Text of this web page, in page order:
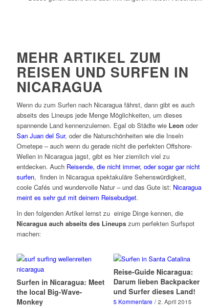
MEHR ARTIKEL ZUM
REISEN UND SURFEN IN
NICARAGUA
Wenn du zum Surfen nach Nicaragua fährst, dann gibt es auch
abseits des Lineups jede Menge Möglichkeiten, um dieses
spannende Land kennenzulernen. Egal ob Städte wie Leon oder
San Juan del Sur, oder die Naturschönheiten wie die Inseln
Ometepe – auch wenn du gerade nicht die perfekten Offshore-
Wellen in Nicaragua jagst, gibt es hier ziemlich viel zu
entdecken. Auch Reisende, die nicht immer, oder sogar gar nicht
surfen, finden in Nicaragua spektakuläre Sehenswürdigkeit,
coole Cafés und wundervolle Natur – und das Gute ist: Nicaragua
meint es sehr gut mit deinem Reisebudget.
In den folgenden Artikel lernst zu einige Dinge kennen, die
Nicaragua auch abseits des Lineupszum perfekten Surfspot
machen:
Surfen in Nicaragua: Meet
the local Big-Wave-
Monkey
Reise-Guide Nicaragua:
Darum lieben Backpacker
und Surfer dieses Land!
5 Kommentare / 2. April 2015